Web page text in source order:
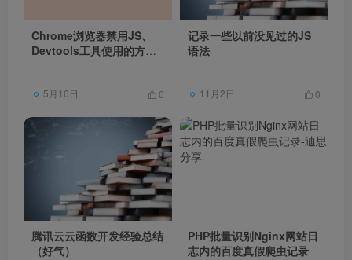
Chrome浏览器禁用JS、
Devtools工具使用的方法
5月10日 0
记录一些以前没见过的JS
语法
11月2日 0
腾讯云云函数开发经验总结
（好气）
PHP批量识别Nginx网站日
志内的百度真假爬虫记录